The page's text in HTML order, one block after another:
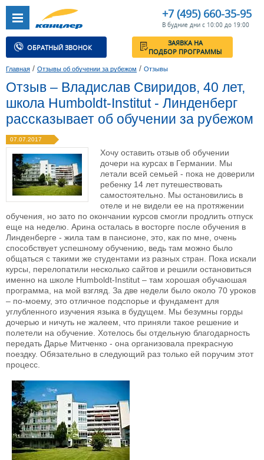
+7 (495) 660-35-95
В будние дни с 10:00 до 19:00
ОБРАТНЫЙ ЗВОНОК
ЗАЯВКА НА
ПОДБОР ПРОГРАММЫ
Главная / Отзывы об обучении за рубежом / Отзывы
Отзыв – Владислав Свиридов, 40 лет,
школа Humboldt-Institut - Линденберг
рассказывает об обучении за рубежом
07.07.2017
Хочу оставить отзыв об обучении
дочери на курсах в Германии. Мы
летали всей семьей - пока не доверили
ребенку 14 лет путешествовать
самостоятельно. Мы остановились в
отеле и не видели ее на протяжении
обучения, но зато по окончании курсов смогли продлить отпуск
еще на неделю. Арина осталась в восторге после обучения в
Линденберге - жила там в пансионе, это, как по мне, очень
способствует успешному обучению, ведь там можно было
общаться с такими же студентами из разных стран. Пока искали
курсы, перелопатили несколько сайтов и решили остановиться
именно на школе Humboldt-Institut – там хорошая обучаюшая
программа, на мой взгляд. За две недели было около 70 уроков
– по-моему, это отличное подспорье и фундамент для
углубленного изучения языка в будущем. Мы безумны горды
дочерью и ничуть не жалеем, что приняли такое решение и
полетели на обучение. Хотелось бы отдельную благодарность
передать Дарье Митченко - она организовала прекрасную
поездку. Обязательно в следующий раз только ей поручим этот
процесс.